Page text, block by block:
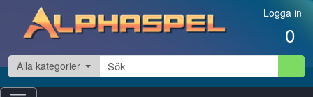
Hoppa till innehåll Logga in
0
Alla kategorier